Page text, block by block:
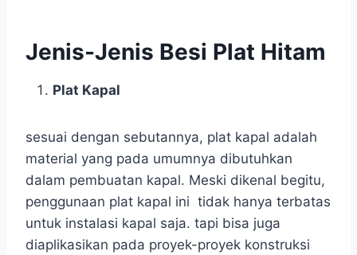
Jenis-Jenis Besi Plat Hitam
Plat Kapal
sesuai dengan sebutannya, plat kapal adalah
material yang pada umumnya dibutuhkan
dalam pembuatan kapal. Meski dikenal begitu,
penggunaan plat kapal ini tidak hanya terbatas
untuk instalasi kapal saja. tapi bisa juga
diaplikasikan pada proyek-proyek konstruksi